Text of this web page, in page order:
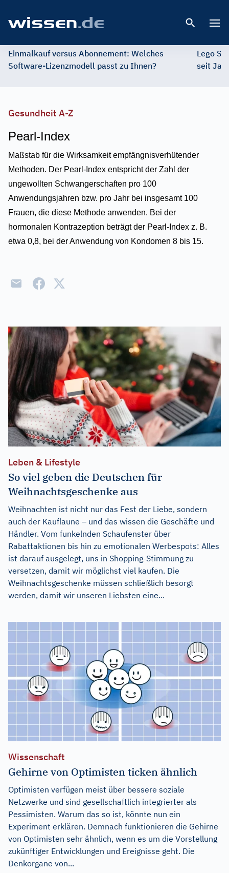
Einmalkauf versus Abonnement: Welches
Software-Lizenzmodell passt zu Ihnen?
Lego
seit
Gesundheit A-Z
Pearl-Index
Maßstab für die Wirksamkeit empfängnisverhütender
Methoden. Der Pearl-Index entspricht der Zahl der
ungewollten Schwangerschaften pro 100
Anwendungsjahren bzw. pro Jahr bei insgesamt 100
Frauen, die diese Methode anwenden. Bei der
hormonalen Kontrazeption beträgt der Pearl-Index z. B.
etwa 0,8, bei der Anwendung von Kondomen 8 bis 15.
Leben & Lifestyle
So viel geben die Deutschen für
Weihnachtsgeschenke aus
Weihnachten ist nicht nur das Fest der Liebe, sondern
auch der Kauflaune – und das wissen die Geschäfte und
Händler. Vom funkelnden Schaufenster über
Rabattaktionen bis hin zu emotionalen Werbespots: Alles
ist darauf ausgelegt, uns in Shopping-Stimmung zu
versetzen, damit wir möglichst viel kaufen. Die
Weihnachtsgeschenke müssen schließlich besorgt
werden, damit wir unseren Liebsten eine...
Wissenschaft
Gehirne von Optimisten ticken ähnlich
Optimisten verfügen meist über bessere soziale
Netzwerke und sind gesellschaftlich integrierter als
Pessimisten. Warum das so ist, könnte nun ein
Experiment erklären. Demnach funktionieren die Gehirne
von Optimisten sehr ähnlich, wenn es um die Vorstellung
zukünftiger Entwicklungen und Ereignisse geht. Die
Denkorgane von...